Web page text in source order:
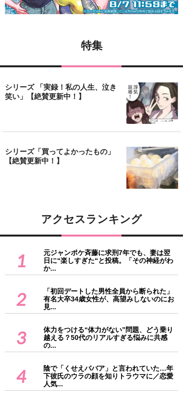
特集
シリーズ 「実録！私の人生、泣き
笑い」【絶賛更新中！】
シリーズ「買ってよかったもの」
【絶賛更新中！】
アクセスランキング
1
元ジャンポケ斉藤に求刑7年でも、妻は翌
日に“楽しすぎた“と投稿。「その神経がわ
か...
2
「初回デートした男性全員から断られた」
有名大卒34歳女性が、高望みしないのにお
見...
3
体力をつける“体力がない”問題、どう乗り
越える？50代のリアルすぎる悩みに共感
の...
4
陰で「くせえババア」と言われていた…年
下彼氏のウラの顔を知りトラウマに／恋愛
人気...